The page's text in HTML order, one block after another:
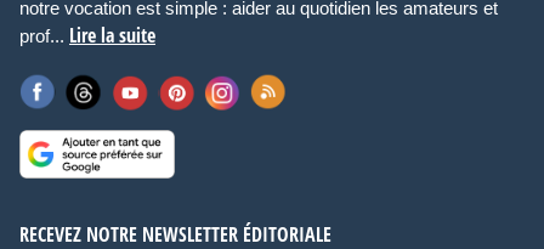
notre vocation est simple : aider au quotidien les amateurs et
prof... Lire la suite
RECEVEZ NOTRE NEWSLETTER ÉDITORIALE